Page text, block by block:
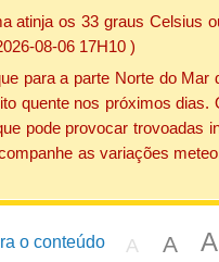
atinja os 33 graus Celsius
08-06 17H10 )
para a parte Norte do Mar
quente nos próximos dias.
pode provocar trovoadas
as variações
o conteúdo A A A